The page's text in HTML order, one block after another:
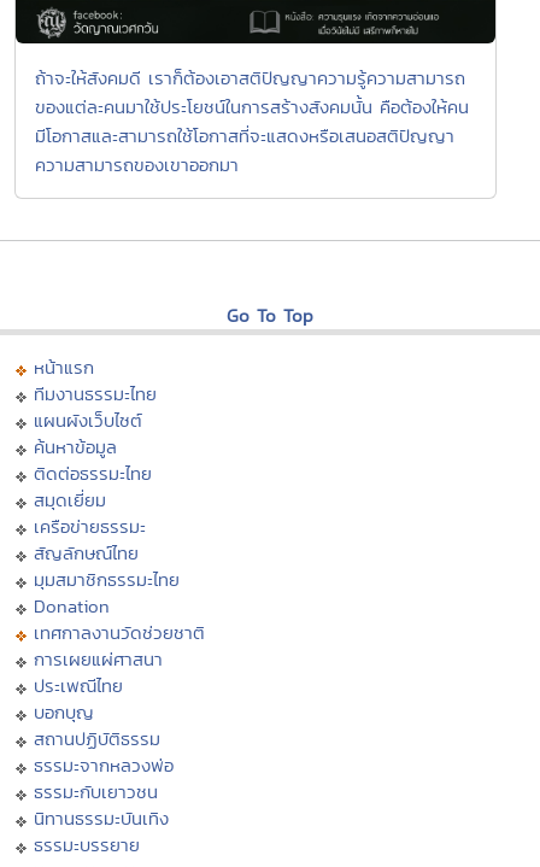
ถ้าจะให้สังคมดี เราก็ต้องเอาสติปัญญาความรู้ความสามารถ
ของแต่ละคนมาใช้ประโยชน์ในการสร้างสังคมนั้น คือต้องให้คน
มีโอกาสและสามารถใช้โอกาสที่จะแสดงหรือเสนอสติปัญญา
ความสามารถของเขาออกมา
Go To Top
หน้าแรก
ทีมงานธรรมะไทย
แผนผังเว็บไซต์
ค้นหาข้อมูล
ติดต่อธรรมะไทย
สมุดเยี่ยม
เครือข่ายธรรมะ
สัญลักษณ์ไทย
มุมสมาชิกธรรมะไทย
Donation
เทศกาลงานวัดช่วยชาติ
การเผยแผ่ศาสนา
ประเพณีไทย
บอกบุญ
สถานปฏิบัติธรรม
ธรรมะจากหลวงพ่อ
ธรรมะกับเยาวชน
นิทานธรรมะบันเทิง
ธรรมะบรรยาย